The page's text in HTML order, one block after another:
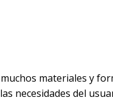
materiales y
necesidades del